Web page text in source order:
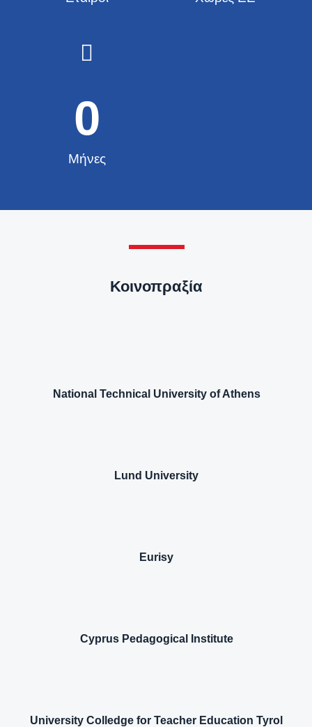
0
Μήνες
Κοινοπραξία
National Technical University of Athens
Lund University
Eurisy
Cyprus Pedagogical Institute
University Colledge for Teacher Education Tyrol